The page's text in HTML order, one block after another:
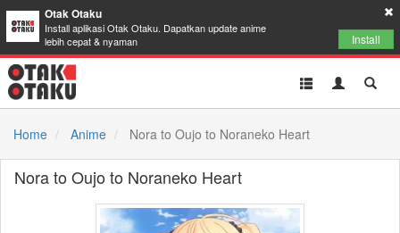
Otak Otaku
Install aplikasi Otak Otaku. Dapatkan update anime
lebih cepat & nyaman
Install
Toggle
Toggle
Home
Anime Nora to Oujo to Noraneko Heart
Nora to Oujo to Noraneko Heart